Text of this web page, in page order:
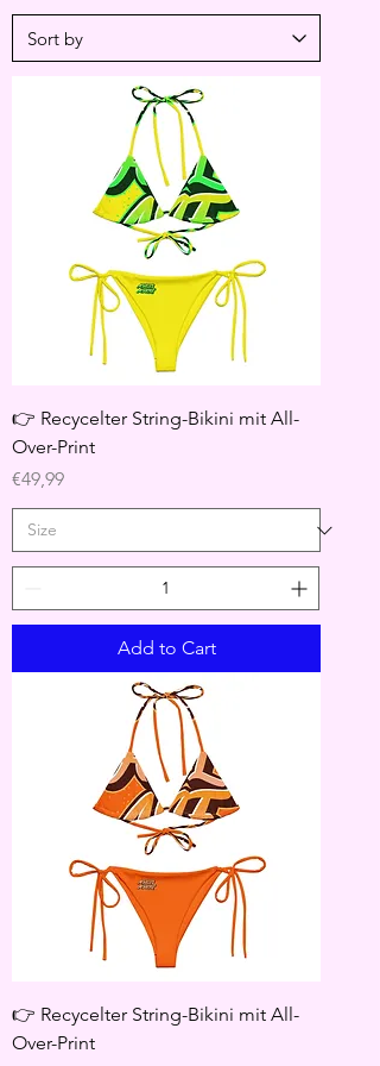
👉 Recycelter String-Bikini mit All-
Over-Print
Price
€49,99
Add to Cart
👉 Recycelter String-Bikini mit All-
Over-Print